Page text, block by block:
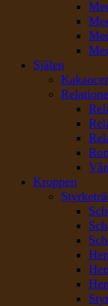
Själen
Kroppen